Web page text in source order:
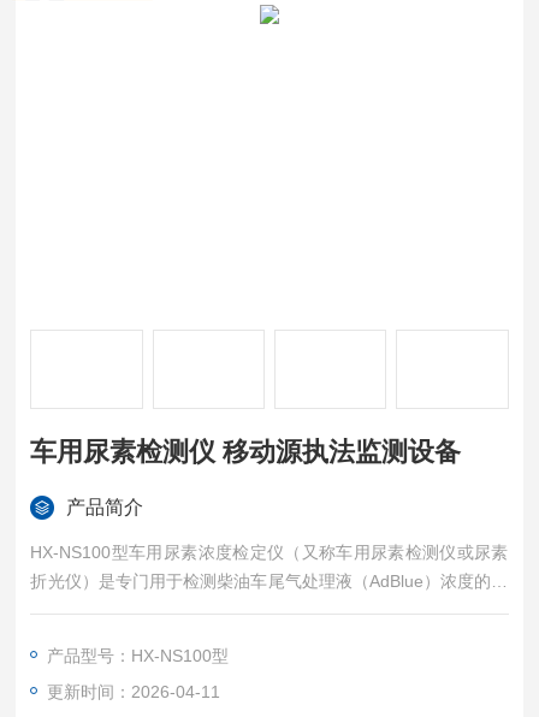
车用尿素检测仪 移动源执法监测设备
产品简介
HX-NS100型车用尿素浓度检定仪（又称车用尿素检测仪或尿素
折光仪）是专门用于检测柴油车尾气处理液（AdBlue）浓度的精
密仪器，在移动源执法监测、车辆维护和环保检测等领域具有重
定其浓度，确保SCR系统正常工作，保障柴油车排放达标。车用
尿素检测仪 移动源执法监测设备
产品型号：HX-NS100型
更新时间：2026-04-11